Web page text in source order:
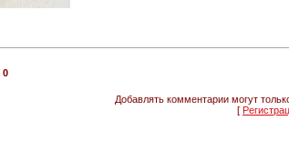
0
Добавлять комментарии могут
[